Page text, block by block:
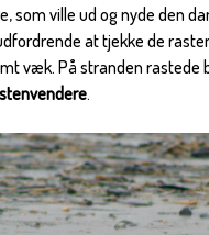
som ville ud og nyde den
at tjekke de
væk. På stranden rastede
stenvendere.